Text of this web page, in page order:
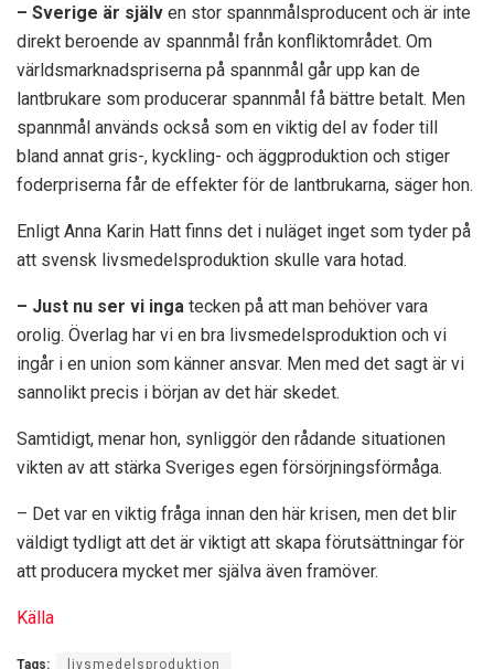
– Sverige är själv en stor spannmålsproducent och är inte
direkt beroende av spannmål från konfliktområdet. Om
världsmarknadspriserna på spannmål går upp kan de
lantbrukare som producerar spannmål få bättre betalt. Men
spannmål används också som en viktig del av foder till
bland annat gris-, kyckling- och äggproduktion och stiger
foderpriserna får de effekter för de lantbrukarna, säger hon.
Enligt Anna Karin Hatt finns det i nuläget inget som tyder på
att svensk livsmedelsproduktion skulle vara hotad.
– Just nu ser vi inga tecken på att man behöver vara
orolig. Överlag har vi en bra livsmedelsproduktion och vi
ingår i en union som känner ansvar. Men med det sagt är vi
sannolikt precis i början av det här skedet.
Samtidigt, menar hon, synliggör den rådande situationen
vikten av att stärka Sveriges egen försörjningsförmåga.
– Det var en viktig fråga innan den här krisen, men det blir
väldigt tydligt att det är viktigt att skapa förutsättningar för
att producera mycket mer själva även framöver.
Källa
Tags: livsmedelsproduktion